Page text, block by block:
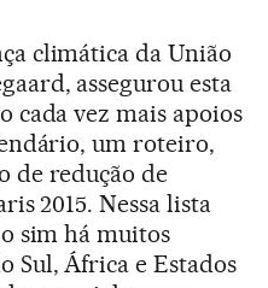
climática da União
assegurou esta
cada vez mais apoios
um roteiro,
de redução de
2015. Nessa lista
sim há muitos
Sul, África e Estados